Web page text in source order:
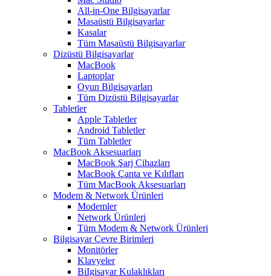
All-in-One Bilgisayarlar
Masaüstü Bilgisayarlar
Kasalar
Tüm Masaüstü Bilgisayarlar
Dizüstü Bilgisayarlar
MacBook
Laptoplar
Oyun Bilgisayarları
Tüm Dizüstü Bilgisayarlar
Tabletler
Apple Tabletler
Android Tabletler
Tüm Tabletler
MacBook Aksesuarları
MacBook Şarj Cihazları
MacBook Çanta ve Kılıfları
Tüm MacBook Aksesuarları
Modem & Network Ürünleri
Modemler
Network Ürünleri
Tüm Modem & Network Ürünleri
Bilgisayar Çevre Birimleri
Monitörler
Klavyeler
BiIgisayar Kulaklıkları